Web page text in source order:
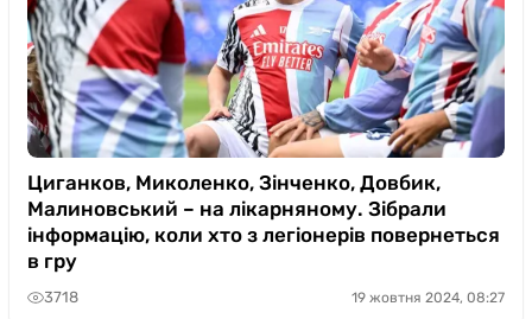
Циганков, Миколенко, Зінченко, Довбик,
Малиновський – на лікарняному. Зібрали
інформацію, коли хто з легіонерів повернеться
в гру
3718 19 жовтня 2024, 08:27